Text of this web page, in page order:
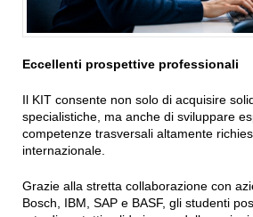
Eccellenti prospettive professionali
Il KIT consente non solo di acquisire
specialistiche, ma anche di sviluppare
competenze trasversali altamente
internazionale.
Grazie alla stretta collaborazione con
Bosch, IBM, SAP e BASF, gli studenti